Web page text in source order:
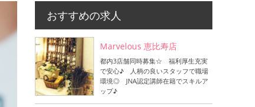
おすすめの求人
Marvelous 恵比寿店
都内3店舗同時募集☆ 福利厚生充実
で安心♪ 人柄の良いスタッフで職場
環境◎ JNA認定講師在籍でスキルア
ップ♪